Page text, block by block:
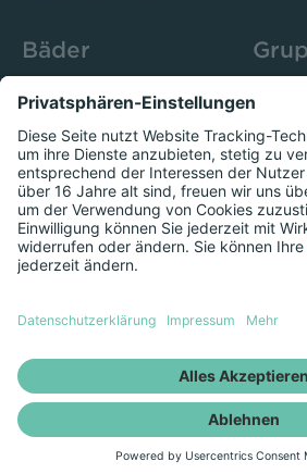
Bäder
Freibad Rosenau
Stadtbad Esperanto
Kurse
Vertrag
Vertrag
© RhönEnergie